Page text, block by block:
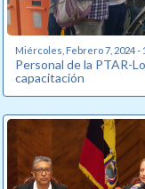
Miércoles, Febrero 7, 2024 -
Personal de la PTAR-
capacitación